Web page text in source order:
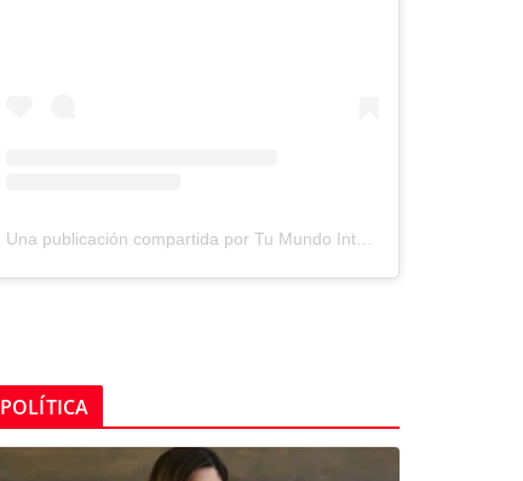
Una publicación compartida por Tu Mundo Inter (@tumundointer)
POLÍTICA